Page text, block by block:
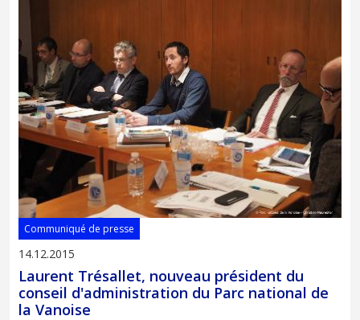
Communiqué de presse
14.12.2015
Laurent Trésallet, nouveau président du
conseil d'administration du Parc national de
la Vanoise